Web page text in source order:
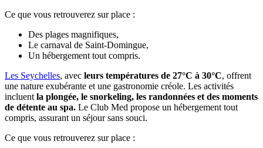
Ce que vous retrouverez sur place :
Des plages magnifiques,
Le carnaval de Saint-Domingue,
Un hébergement tout compris.
Les Seychelles, avec leurs températures de 27°C à 30°C, offrent
une nature exubérante et une gastronomie créole. Les activités
incluent la plongée, le snorkeling, les randonnées et des moments
de détente au spa. Le Club Med propose un hébergement tout
compris, assurant un séjour sans souci.
Ce que vous retrouverez sur place :